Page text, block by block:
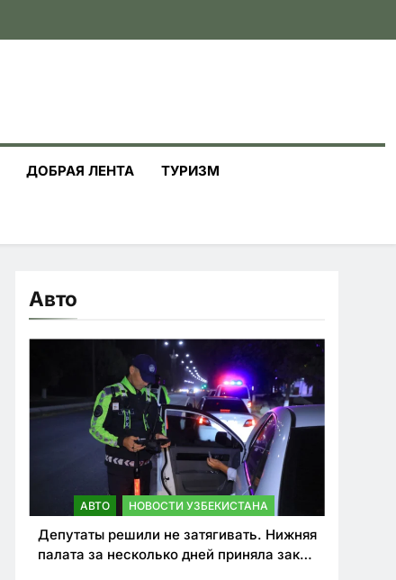
ДОБРАЯ ЛЕНТА ТУРИЗМ
Авто
АВТО НОВОСТИ УЗБЕКИСТАНА
Депутаты решили не затягивать. Нижняя
палата за несколько дней приняла закон